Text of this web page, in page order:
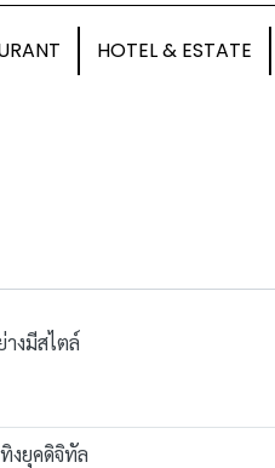
HOTEL & ESTATE
งมีสไตล์
งยุคดิจิทัล